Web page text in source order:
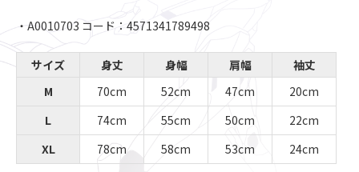
・A0010703 コード：4571341789498
サイズ 身丈 身幅 肩幅
袖丈
M
70cm 52cm 47cm
20cm
L
74cm 55cm 50cm
22cm
XL
78cm 58cm 53cm 24cm